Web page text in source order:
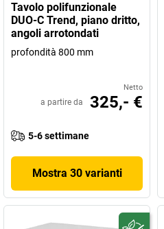
Tavolo polifunzionale
DUO-C Trend, piano dritto,
angoli arrotondati
profondità 800 mm
Netto
a partire da 325,- €
5-6 settimane
Mostra 30 varianti